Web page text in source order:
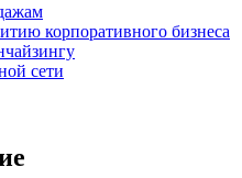
корпоративного бизнеса
сети